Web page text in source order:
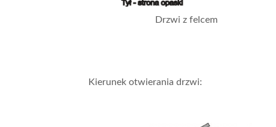
Drzwi z felcem
Kierunek otwierania drzwi: